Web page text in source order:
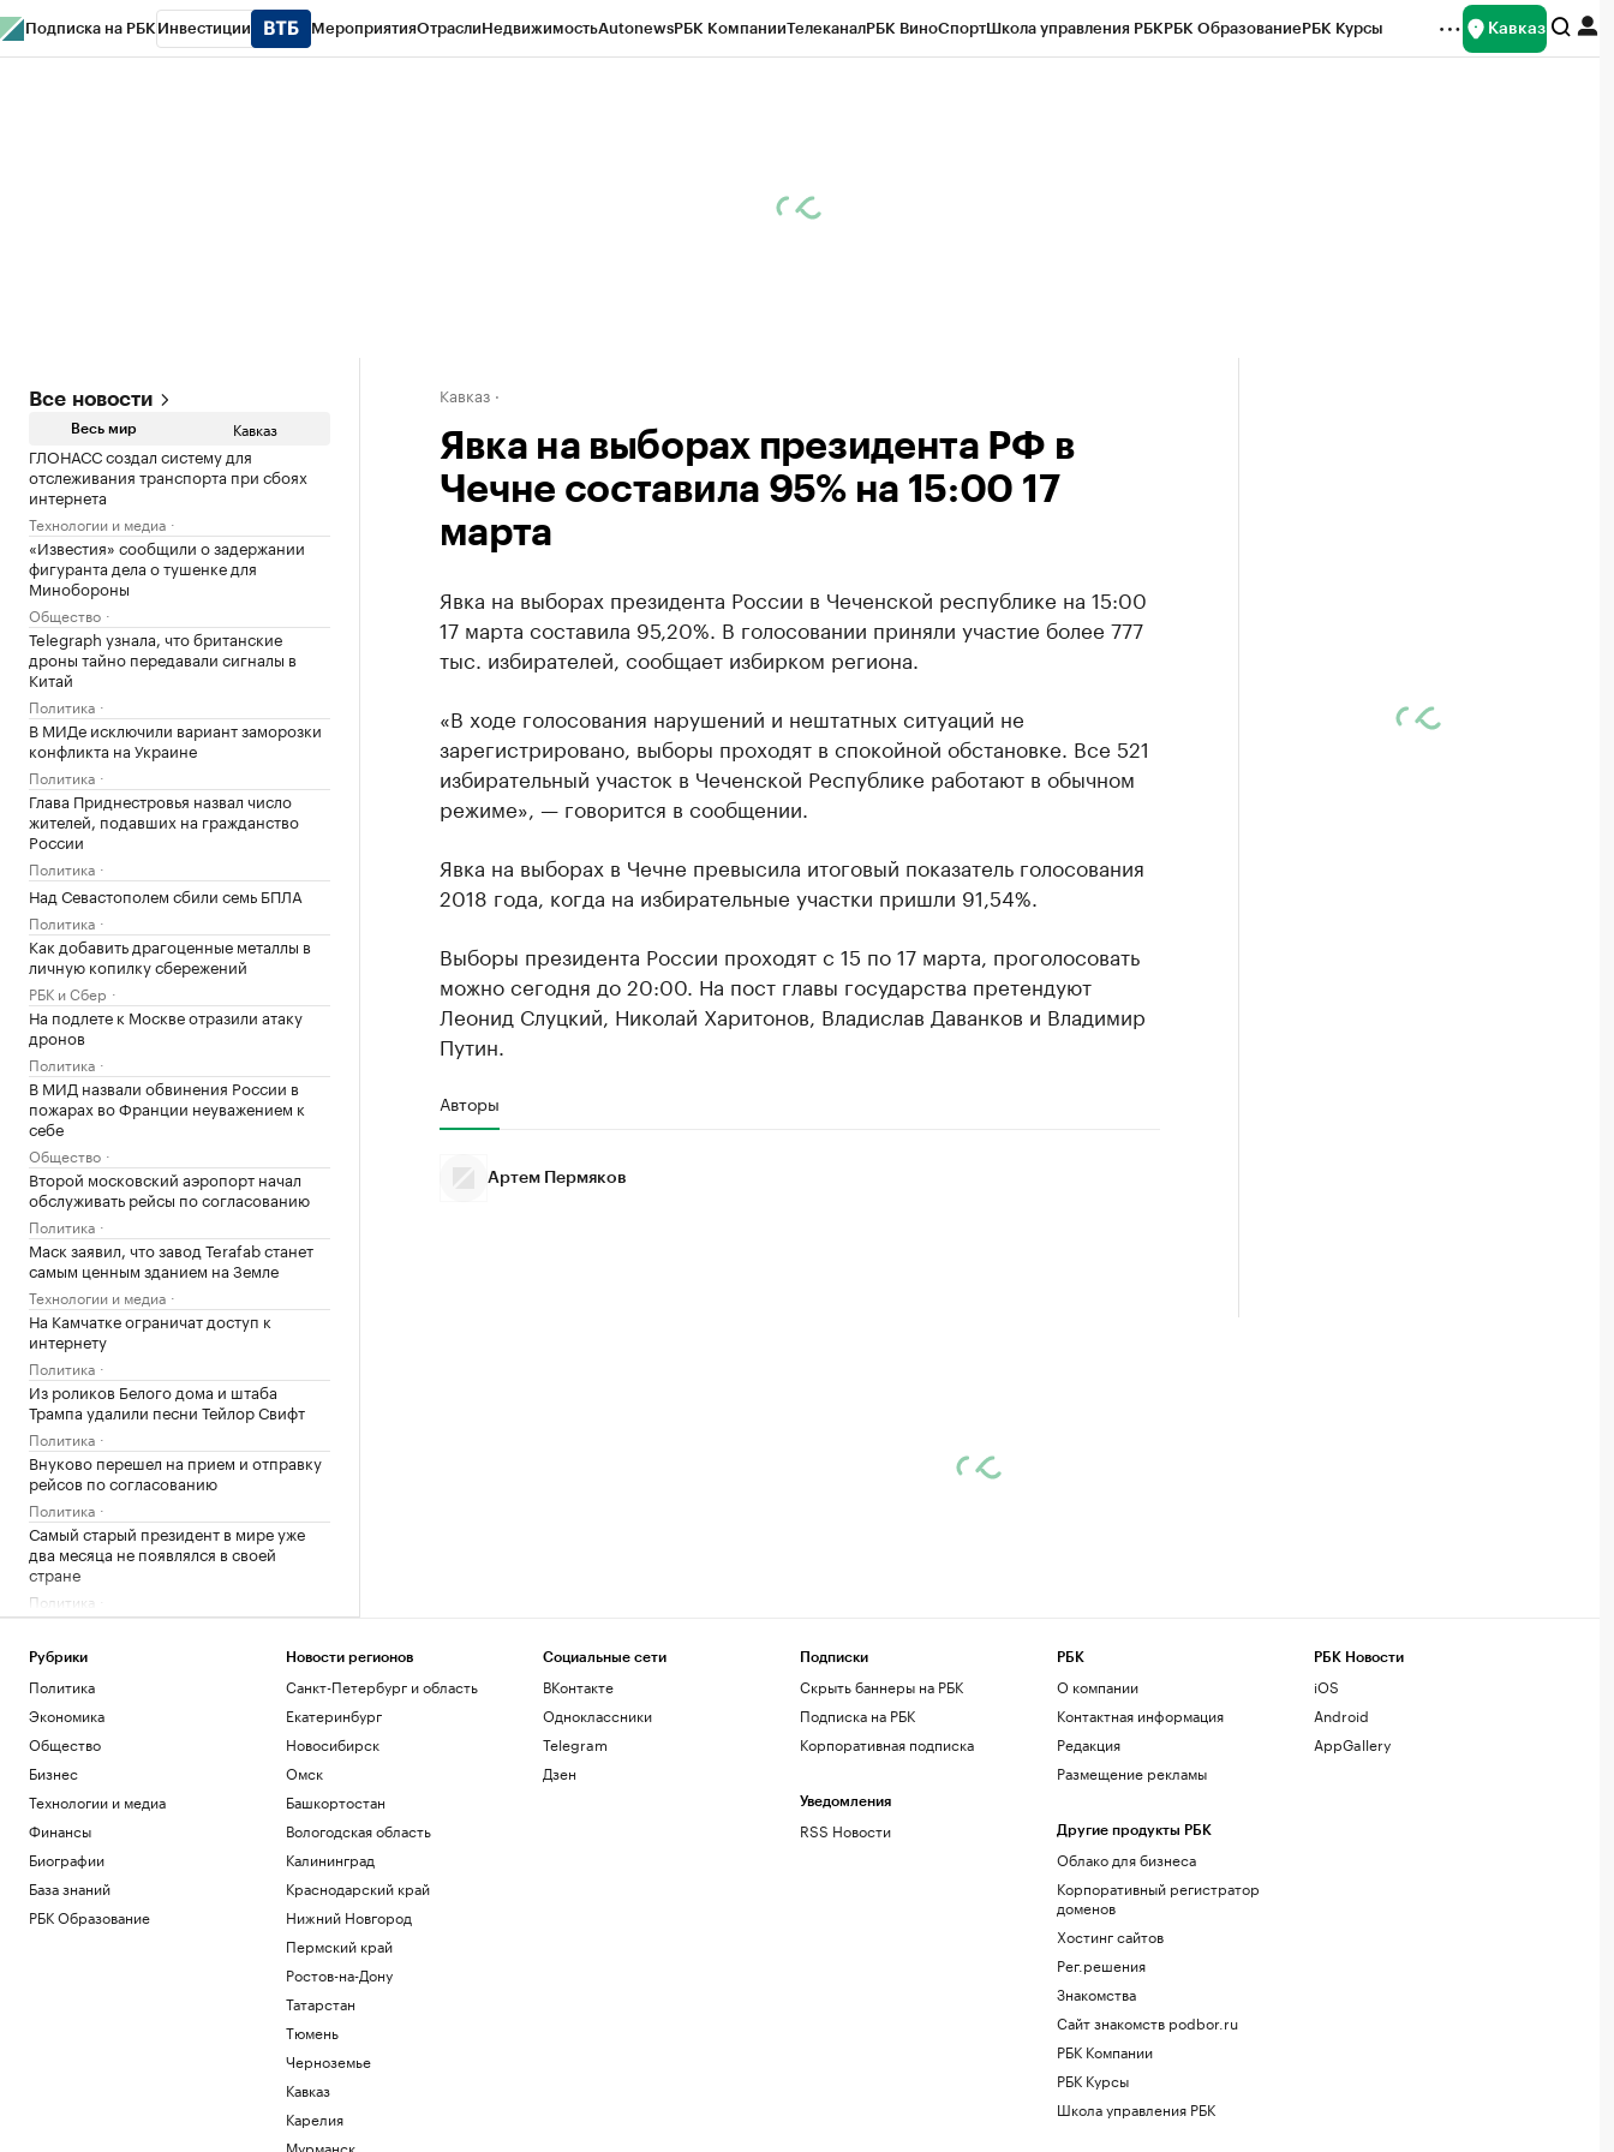
Подписка на РБК Инвестиции МероприятияОтраслиНедвижимостьAutonewsРБК КомпанииТелеканалРБК ВиноСпортШкола управления РБКРБК ОбразованиеРБК Курсы Кавказ
Все новости
Весь мир Кавказ
ГЛОНАСС создал систему для
отслеживания транспорта при сбоях
интернета
Технологии и медиа
«Известия» сообщили о задержании
фигуранта дела о тушенке для
Минобороны
Общество
Telegraph узнала, что британские
дроны тайно передавали сигналы в
Китай
Политика
В МИДе исключили вариант заморозки
конфликта на Украине
Политика
Глава Приднестровья назвал число
жителей, подавших на гражданство
России
Политика
Над Севастополем сбили семь БПЛА
Политика
Как добавить драгоценные металлы в
личную копилку сбережений
РБК и Сбер
На подлете к Москве отразили атаку
дронов
Политика
В МИД назвали обвинения России в
пожарах во Франции неуважением к
себе
Общество
Второй московский аэропорт начал
обслуживать рейсы по согласованию
Политика
Маск заявил, что завод Terafab станет
самым ценным зданием на Земле
Технологии и медиа
На Камчатке ограничат доступ к
интернету
Политика
Из роликов Белого дома и штаба
Трампа удалили песни Тейлор Свифт
Политика
Внуково перешел на прием и отправку
рейсов по согласованию
Политика
Самый старый президент в мире уже
два месяца не появлялся в своей
стране
Политика
Между Финляндией и Швецией начнут
Общество
Четыре доступных и понятных
инструмента диверсификации
накоплений
Тайфун «Дельфин» ударил по Китаю
вслед за Японией. Видео
Общество
В Соцфонде назвали среднюю пенсию
Цукерберга обвинили в том, что его
яхта не помогла лодке без топлива
Кавказ
Явка на выборах президента РФ в
Чечне составила 95% на 15:00 17
марта
Явка на выборах президента России в Чеченской республике на 15:00
17 марта составила 95,20%. В голосовании приняли участие более 777
тыс. избирателей, сообщает избирком региона.
«В ходе голосования нарушений и нештатных ситуаций не
зарегистрировано, выборы проходят в спокойной обстановке. Все 521
избирательный участок в Чеченской Республике работают в обычном
режиме», — говорится в сообщении.
Явка на выборах в Чечне превысила итоговый показатель голосования
2018 года, когда на избирательные участки пришли 91,54%.
Выборы президента России проходят с 15 по 17 марта, проголосовать
можно сегодня до 20:00. На пост главы государства претендуют
Леонид Слуцкий, Николай Харитонов, Владислав Даванков и Владимир
Путин.
Авторы
Артем Пермяков
Рубрики
Политика
Экономика
Общество
Бизнес
Технологии и медиа
Финансы
Биографии
База знаний
РБК Образование
Новости регионов
Санкт-Петербург и область
Екатеринбург
Новосибирск
Омск
Башкортостан
Вологодская область
Калининград
Краснодарский край
Нижний Новгород
Пермский край
Ростов-на-Дону
Татарстан
Тюмень
Черноземье
Кавказ
Карелия
Мурманск
Социальные сети
ВКонтакте
Одноклассники
Telegram
Дзен
Подписки
Скрыть баннеры на РБК
Подписка на РБК
Корпоративная подписка
Уведомления
RSS Новости
РБК
О компании
Контактная информация
Редакция
Размещение рекламы
Другие продукты РБК
Облако для бизнеса
Корпоративный регистратор
доменов
Хостинг сайтов
Рег.решения
Знакомства
Сайт знакомств podbor.ru
РБК Компании
РБК Курсы
Школа управления РБК
РБК Новости
iOS
Android
AppGallery